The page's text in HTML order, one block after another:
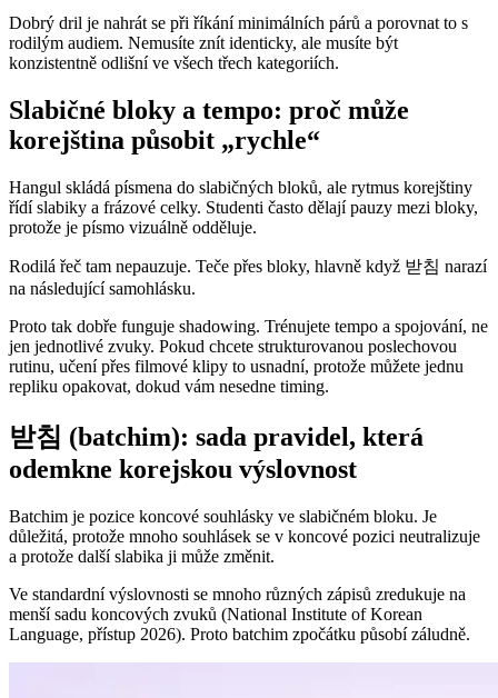
Dobrý dril je nahrát se při říkání minimálních párů a porovnat to s
rodilým audiem. Nemusíte znít identicky, ale musíte být
konzistentně odlišní ve všech třech kategoriích.
Slabičné bloky a tempo: proč může
korejština působit „rychle“
Hangul skládá písmena do slabičných bloků, ale rytmus korejštiny
řídí slabiky a frázové celky. Studenti často dělají pauzy mezi bloky,
protože je písmo vizuálně odděluje.
Rodilá řeč tam nepauzuje. Teče přes bloky, hlavně když 받침 narazí
na následující samohlásku.
Proto tak dobře funguje shadowing. Trénujete tempo a spojování, ne
jen jednotlivé zvuky. Pokud chcete strukturovanou poslechovou
rutinu, učení přes filmové klipy to usnadní, protože můžete jednu
repliku opakovat, dokud vám nesedne timing.
받침 (batchim): sada pravidel, která
odemkne korejskou výslovnost
Batchim je pozice koncové souhlásky ve slabičném bloku. Je
důležitá, protože mnoho souhlásek se v koncové pozici neutralizuje
a protože další slabika ji může změnit.
Ve standardní výslovnosti se mnoho různých zápisů zredukuje na
menší sadu koncových zvuků (National Institute of Korean
Language, přístup 2026). Proto batchim zpočátku působí záludně.